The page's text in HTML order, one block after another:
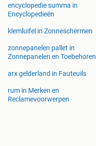
encyclopedie summa in
Encyclopedieën
klemluifel in Zonneschermen
zonnepanelen pallet in
Zonnepanelen en Toebehoren
arx gelderland in Fauteuils
rum in Merken en
Reclamevoorwerpen